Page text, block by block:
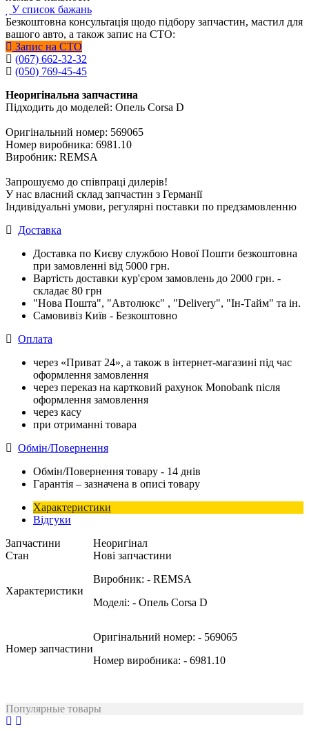
У список бажань
Безкоштовна консультація щодо підбору запчастин, мастил для
вашого авто, а також запис на СТО:
Запис на СТО
(067) 662-32-32
(050) 769-45-45
Неоригінальна запчастина
Підходить до моделей: Опель Corsa D
Оригінальний номер: 569065
Номер виробника: 6981.10
Виробник: REMSA
Запрошуємо до співпраці дилерів!
У нас власний склад запчастин з Германії
Індивідуальні умови, регулярні поставки по предзамовленню
Доставка
Доставка по Києву службою Нової Пошти безкоштовна
при замовленні від 5000 грн.
Вартість доставки кур'єром замовлень до 2000 грн. -
складає 80 грн
"Нова Пошта", "Автолюкс" , "Delivery", "Iн-Тайм" та ін.
Самовивіз Київ - Безкоштовно
Оплата
через «Приват 24», а також в інтернет-магазині під час
оформлення замовлення
через переказ на картковий рахунок Monobank після
оформлення замовлення
через касу
при отриманні товара
Обмін/Повернення
Обмін/Повернення товару - 14 днів
Гарантія – зазначена в описі товару
Характеристики
Відгуки
Запчастини
Неоригінал
Стан
Нові запчастини
Характеристики
Виробник: - REMSA
Моделі: - Опель Corsa D
Номер запчастини
Оригінальний номер: - 569065
Номер виробника: - 6981.10
Популярные товары